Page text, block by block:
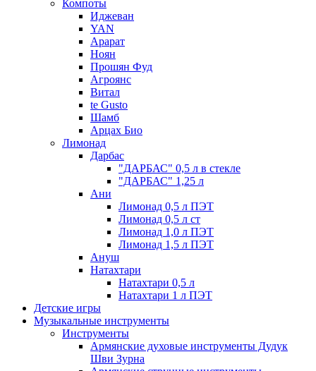
Компоты
Иджеван
YAN
Арарат
Ноян
Прошян Фуд
Агроянс
Витал
te Gusto
Шамб
Арцах Био
Лимонад
Дарбас
"ДАРБАС" 0,5 л в стекле
"ДАРБАС" 1,25 л
Ани
Лимонад 0,5 л ПЭТ
Лимонад 0,5 л ст
Лимонад 1,0 л ПЭТ
Лимонад 1,5 л ПЭТ
Ануш
Натахтари
Натахтари 0,5 л
Натахтари 1 л ПЭТ
Детские игры
Музыкальные инструменты
Инструменты
Армянские духовые инструменты Дудук
Шви Зурна